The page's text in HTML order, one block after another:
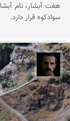
هفت آبشار، نام
سوادکوه قرار دارد.
عباس رحمانی